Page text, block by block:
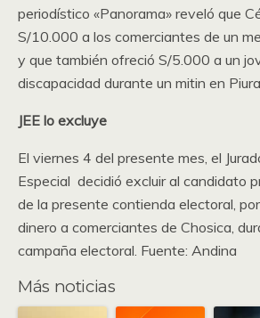
periodístico «Panorama» reveló que
S/10.000 a los comerciantes de un
y que también ofreció S/5.000 a un
discapacidad durante un mitin en
JEE lo excluye
El viernes 4 del presente mes, el
Especial decidió excluir al candidato
de la presente contienda electoral,
dinero a comerciantes de Chosica,
campaña electoral. Fuente: Andina
Más noticias